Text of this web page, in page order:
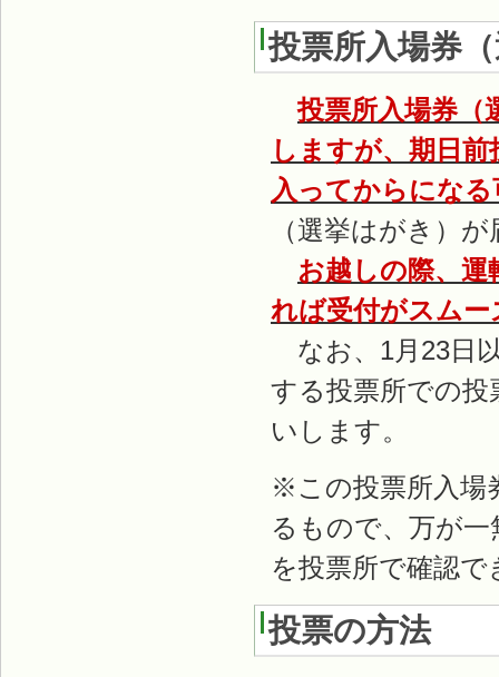
投票所入場券
投票所入場券（
しますが、期日
入ってからにな
（選挙はがき）
お越しの際、
れば受付がスムー
なお、1月23日
する投票所での
いします。
※この投票所入場
るもので、万が
を投票所で確認
投票の方法